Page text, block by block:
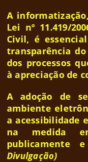
A
Lei nº 11.419/
Civil, é
transparência
dos processos
à apreciação de
A adoção de
ambiente
a acessibilidade
na medida
publicamente
Divulgação)